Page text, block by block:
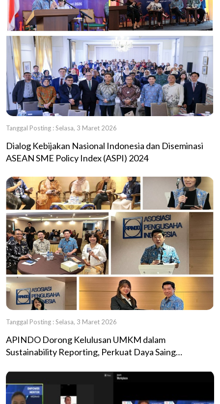
Tanggal Posting : Selasa, 3 Maret 2026
Dialog Kebijakan Nasional Indonesia dan Diseminasi
ASEAN SME Policy Index (ASPI) 2024
Tanggal Posting : Selasa, 3 Maret 2026
APINDO Dorong Kelulusan UMKM dalam
Sustainability Reporting, Perkuat Daya Saing